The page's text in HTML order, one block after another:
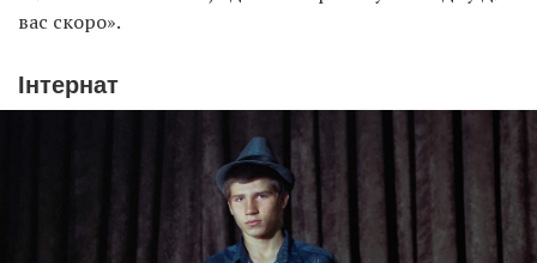
вас скоро».
Інтернат